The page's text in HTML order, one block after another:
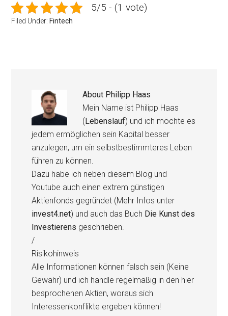
5/5 - (1 vote)
Filed Under: Fintech
About Philipp Haas
Mein Name ist Philipp Haas
(Lebenslauf) und ich möchte es
jedem ermöglichen sein Kapital besser
anzulegen, um ein selbstbestimmteres Leben
führen zu können.
Dazu habe ich neben diesem Blog und
Youtube auch einen extrem günstigen
Aktienfonds gegründet (Mehr Infos unter
invest4.net) und auch das Buch Die Kunst des
Investierens geschrieben.
/
Risikohinweis
Alle Informationen können falsch sein (Keine
Gewähr) und ich handle regelmäßig in den hier
besprochenen Aktien, woraus sich
Interessenkonflikte ergeben können!